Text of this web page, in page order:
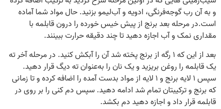
و به آن رب گوجه‌فرنگی، ادویه و آب‌لیمو بزنید. حال مواد شما آماده
است.در مرحله بعد برنج از پیش خیس خورده را درون قابلمه با
مقداری نمک و آب اجازه دهید تا چند دقیقه حرارت ببینند.
بعد از این‌ که ۱ رگه از برنج پخته شد آن را آبکش کنید. در مرحله آخر ته
یک قابلمه را روغن بریزید و یک نان را به‌عنوان ته دیگ قرار دهید.
سپس ۱ لایه برنج و ۱ لایه از مواد بدست آمده را اضافه کرده و تا زمانی‌
که برنج و ترکیبتان تمام شد ادامه دهید. سپس دم کنی را بر روی در
قابلمه قرار داد و اجازه دهید دم بکشد.